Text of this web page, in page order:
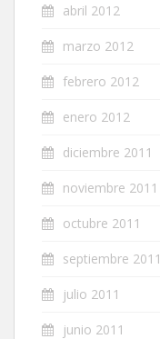
abril 2012
marzo 2012
febrero 2012
enero 2012
diciembre 2011
noviembre 2011
octubre 2011
septiembre 2011
julio 2011
junio 2011